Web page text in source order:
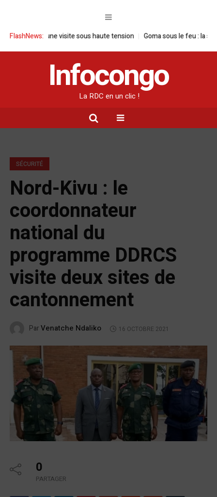
FlashNews:
: une visite sous haute tension Goma sous le feu : la situation
Infocongo
La RDC en un clic !
SÉCURITÉ
Nord-Kivu : le
coordonnateur
national du
programme DDRCS
visite deux sites de
cantonnement
ParVenatche Ndaliko 16 OCTOBRE 2021
0
PARTAGER